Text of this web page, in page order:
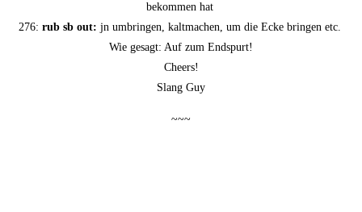
bekom­men hat
276: rub sb out: jn umbrin­gen, kalt­ma­chen, um die Ecke brin­gen etc.
Wie gesagt: Auf zum Endspurt!
Cheers!
Slang Guy
~~~